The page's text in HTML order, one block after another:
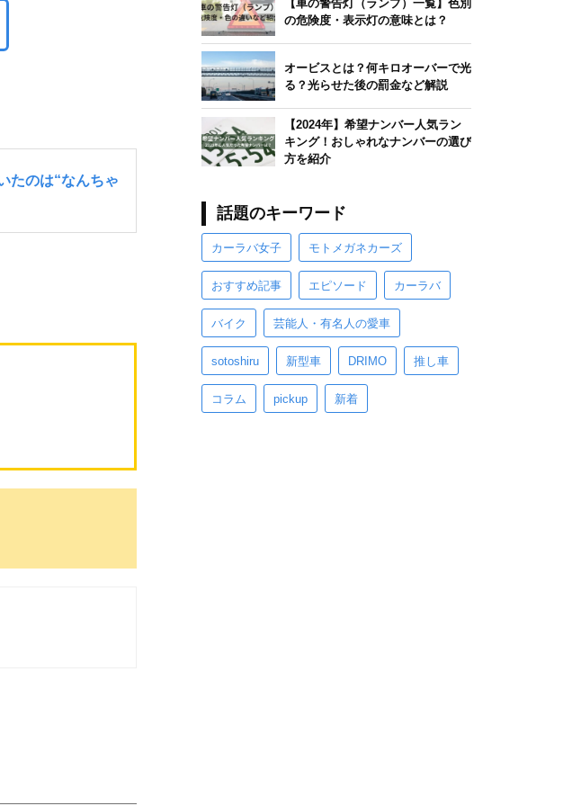
【車の警告灯（ランプ）一覧】色別
の危険度・表示灯の意味とは？
オービスとは？何キロオーバーで光
る？光らせた後の罰金など解説
【2024年】希望ナンバー人気ラン
キング！おしゃれなナンバーの選び
方を紹介
話題のキーワード
カーラバ女子 モトメガネカーズ
おすすめ記事 エピソード カーラバ
バイク 芸能人・有名人の愛車
sotoshiru 新型車 DRIMO 推し車
コラム pickup 新着